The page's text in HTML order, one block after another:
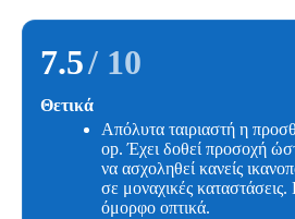
7.5/ 10
Θετικά
Απόλυτα ταιριαστή η
op. Έχει δοθεί προσοχή
να ασχοληθεί κανείς
σε μοναχικές καταστάσεις.
όμορφο οπτικά.